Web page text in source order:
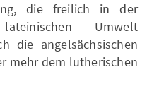
die freilich in der
lateinischen Umwelt
die angelsächsischen
mehr dem lutherischen